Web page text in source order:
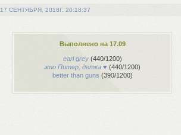
17 СЕНТЯБРЯ, 2018Г. 20:18:37
Выполнено на 17.09
earl grey(440/1200)
это Питер, детка ♥ (440/1200)
better than guns (390/1200)